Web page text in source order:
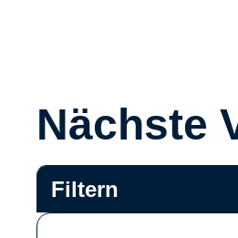
Nächste
Filtern